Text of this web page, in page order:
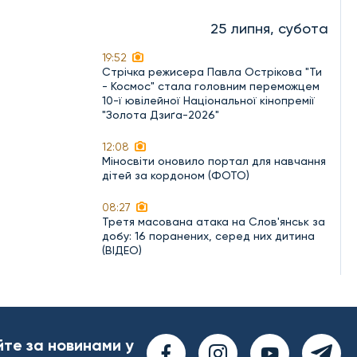
25 липня, субота
19:52
Стрічка режисера Павла Острікова "Ти
- Космос" стала головним переможцем
10-ї ювілейної Національної кінопремії
"Золота Дзиґа-2026"
12:08
Міносвіти оновило портал для навчання
дітей за кордоном (ФОТО)
08:27
Третя масована атака на Слов'янськ за
добу: 16 поранених, серед них дитина
(ВІДЕО)
за новинами у